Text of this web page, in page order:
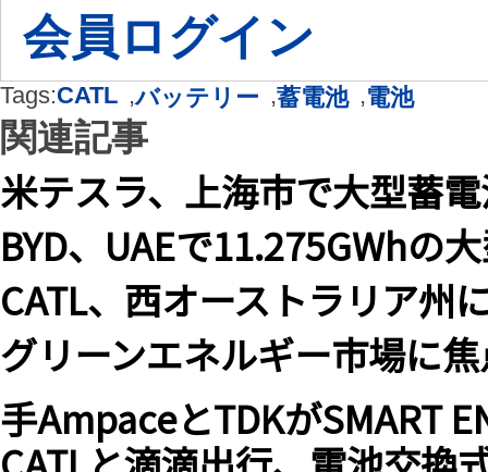
会員ログイン
Tags:CATL ,バッテリー ,蓄電池 ,電池
関連記事
米テスラ、上海市で大型蓄
BYD、UAEで11.275GWhの
CATL、西オーストラリア州
グリーンエネルギー市場に
手AmpaceとTDKがSMART